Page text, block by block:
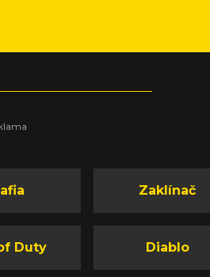
Zaklínač
Duty Diablo